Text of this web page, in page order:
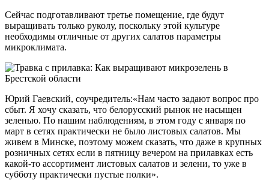
Сейчас подготавливают третье помещение, где будут
выращивать только руколу, поскольку этой культуре
необходимы отличные от других салатов параметры
микроклимата.
Юрий Гаевский, соучредитель:«Нам часто задают вопрос про
сбыт. Я хочу сказать, что белорусский рынок не насыщен
зеленью. По нашим наблюдениям, в этом году с января по
март в сетях практически не было листовых салатов. Мы
живем в Минске, поэтому можем сказать, что даже в крупных
розничных сетях если в пятницу вечером на прилавках есть
какой-то ассортимент листовых салатов и зелени, то уже в
субботу практически пустые полки».